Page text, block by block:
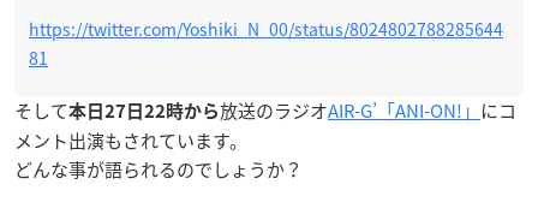
https://twitter.com/Yoshiki_N_00/status/8024802788285644
81
そして本日27日22時から放送のラジオAIR-G’「ANI-ON!」 にコ
メント出演もされています。
どんな事が語られるのでしょうか？